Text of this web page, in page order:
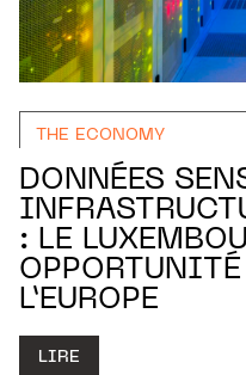
THE ECONOMY
DONNÉES
: LE
L’EUROPE
LIRE